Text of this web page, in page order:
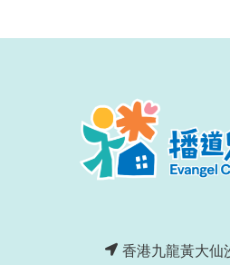
香港九龍黃大仙